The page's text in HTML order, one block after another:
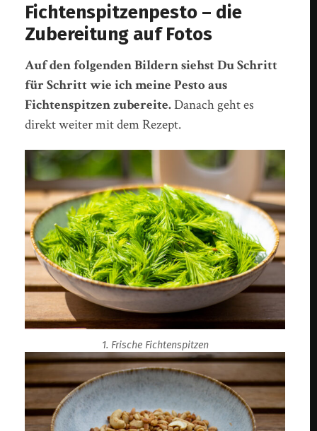
Fichtenspitzenpesto – die
Zubereitung auf Fotos
Auf den folgenden Bildern siehst Du Schritt
für Schritt wie ich meine Pesto aus
Fichtenspitzenzubereite.Danach geht es
direkt weiter mit dem Rezept.
1. Frische Fichtenspitzen